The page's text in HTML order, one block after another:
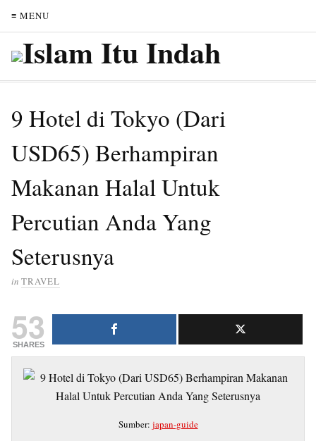
≡ MENU
9 Hotel di Tokyo (Dari
USD65) Berhampiran
Makanan Halal Untuk
Percutian Anda Yang
Seterusnya
in TRAVEL
53
SHARES
Sumber: japan-guide